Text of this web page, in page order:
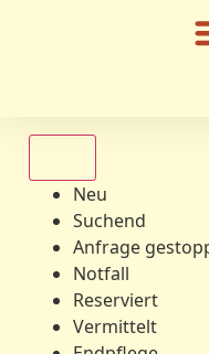
Neu
Suchend
Anfrage
Notfall
Reserviert
Vermittelt